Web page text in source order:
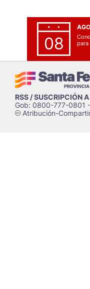
08
RSS / SUSCRIPCIÓN
Gob: 0800-777-0801
cAtribución-